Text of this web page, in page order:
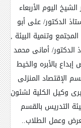
اليوم الأربعاء
الأستاذ الدكتور/ على أبو
وتنمية البيئة ,
الدكتور/ أمانى محمد
بالأبره والخيط
الإقتصاد المنزلى
وكيل الكلية لشئون
التدريس بالقسم
وعمل الطلاب..